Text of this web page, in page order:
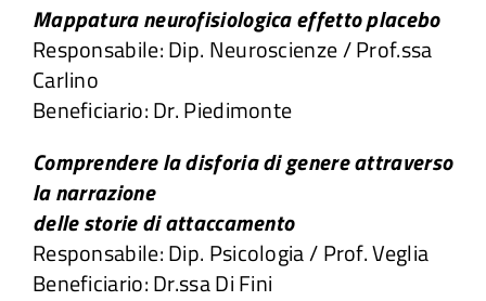
Mappatura neurofisiologica effetto placebo
Responsabile: Dip. Neuroscienze / Prof.ssa
Carlino
Beneficiario: Dr. Piedimonte
Comprendere la disforia di genere attraverso
la narrazione
delle storie di attaccamento
Responsabile: Dip. Psicologia / Prof. Veglia
Beneficiario: Dr.ssa Di Fini